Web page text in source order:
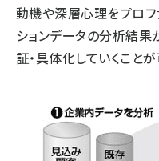
動機や深層心理をプロフ
ションデータの分析結
証・具体化していくこと